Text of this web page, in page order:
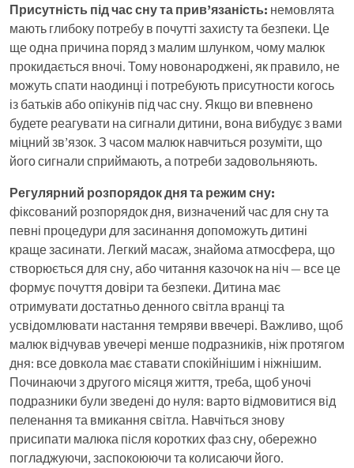
Присутність під час сну та прив’язаність: немовлята
мають глибоку потребу в почутті захисту та безпеки. Це
ще одна причина поряд з малим шлунком, чому малюк
прокидається вночі. Тому новонароджені, як правило, не
можуть спати наодинці і потребують присутности когось
із батьків або опікунів під час сну. Якщо ви впевнено
будете реагувати на сигнали дитини, вона вибудує з вами
міцний зв’язок. З часом малюк навчиться розуміти, що
його сигнали сприймають, а потреби задовольняють.
Регулярний розпорядок дня та режим сну:
фіксований розпорядок дня, визначений час для сну та
певні процедури для засинання допоможуть дитині
краще засинати. Легкий масаж, знайома атмосфера, що
створюється для сну, або читання казочок на ніч — все це
формує почуття довіри та безпеки. Дитина має
отримувати достатньо денного світла вранці та
усвідомлювати настання темряви ввечері. Важливо, щоб
малюк відчував увечері менше подразників, ніж протягом
дня: все довкола має ставати спокійнішим і ніжнішим.
Починаючи з другого місяця життя, треба, щоб уночі
подразники були зведені до нуля: варто відмовитися від
пеленання та вмикання світла. Навчіться знову
присипати малюка після коротких фаз сну, обережно
погладжуючи, заспокоюючи та колисаючи його.